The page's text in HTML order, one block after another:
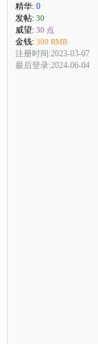
精华: 0
发帖: 30
威望: 30 点
金钱: 300 RMB
注册时间:2023-03-07
最后登录:2024-06-04